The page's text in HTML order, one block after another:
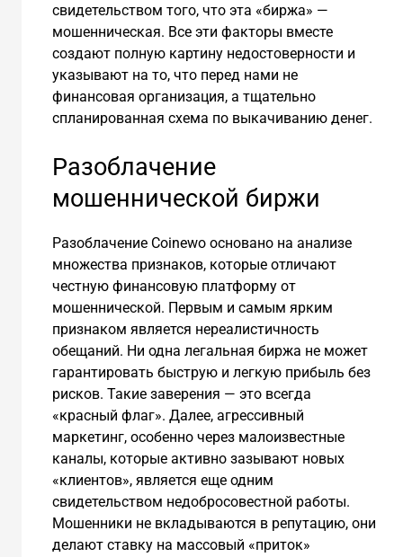
свидетельством того, что эта «биржа» —
мошенническая. Все эти факторы вместе
создают полную картину недостоверности и
указывают на то, что перед нами не
финансовая организация, а тщательно
спланированная схема по выкачиванию денег.
Разоблачение
мошеннической биржи
Разоблачение Coinewo основано на анализе
множества признаков, которые отличают
честную финансовую платформу от
мошеннической. Первым и самым ярким
признаком является нереалистичность
обещаний. Ни одна легальная биржа не может
гарантировать быструю и легкую прибыль без
рисков. Такие заверения — это всегда
«красный флаг». Далее, агрессивный
маркетинг, особенно через малоизвестные
каналы, которые активно зазывают новых
«клиентов», является еще одним
свидетельством недобросовестной работы.
Мошенники не вкладываются в репутацию, они
делают ставку на массовый «приток»